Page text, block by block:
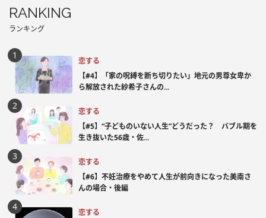
RANKING
ランキング
恋する
【#4】「家の呪縛を断ち切りたい」地元の男尊女卑か
ら解放された紗希子さんの...
恋する
【#5】“子どものいない人生”どうだった？ バブル期を
生き抜いた56歳・佐...
恋する
【#6】不妊治療をやめて人生が前向きになった美南さ
んの場合・後編
恋する